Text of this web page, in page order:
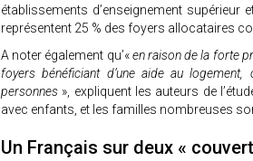
établissements d’enseignement supérieur
représentent 25 % des foyers allocataires
A noter également qu’«en raison de la forte
foyers bénéficiant d’une aide au
personnes », expliquent les auteurs de
avec enfants, et les familles nombreuses
Un Français sur deux «